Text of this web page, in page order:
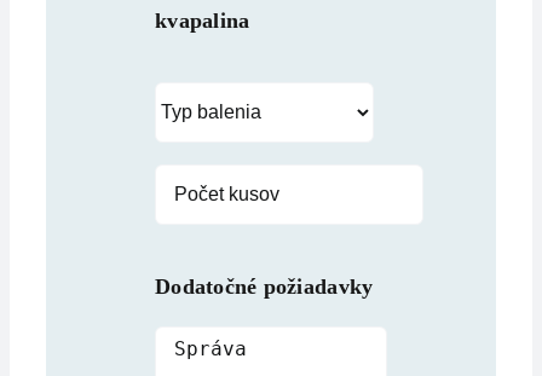
kvapalina
Dodatočné požiadavky